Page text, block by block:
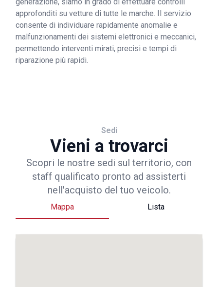
approfonditi su vetture di tutte le marche. Il servizio
consente di individuare rapidamente anomalie e
malfunzionamenti dei sistemi elettronici e meccanici,
permettendo interventi mirati, precisi e tempi di
riparazione più rapidi.
Sedi
Vieni a trovarci
Scopri le nostre sedi sul territorio, con
staff qualificato pronto ad assisterti
nell'acquisto del tuo veicolo.
Mappa Lista